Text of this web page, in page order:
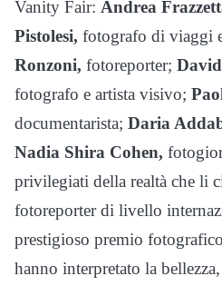
Vanity Fair: Andrea
Pistolesi, fotografo di viaggi
Ronzoni, fotoreporter;
fotografo e artista visivo;
documentarista; Daria
Nadia Shira Cohen,
privilegiati della realtà che li
fotoreporter di livello
prestigioso premio
hanno interpretato la